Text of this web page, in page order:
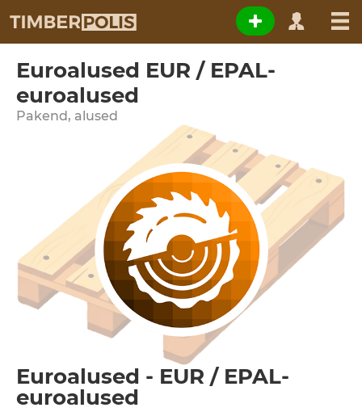
Euroalused EUR / EPAL-
euroalused
Pakend, alused
Euroalused - EUR / EPAL-
euroalused